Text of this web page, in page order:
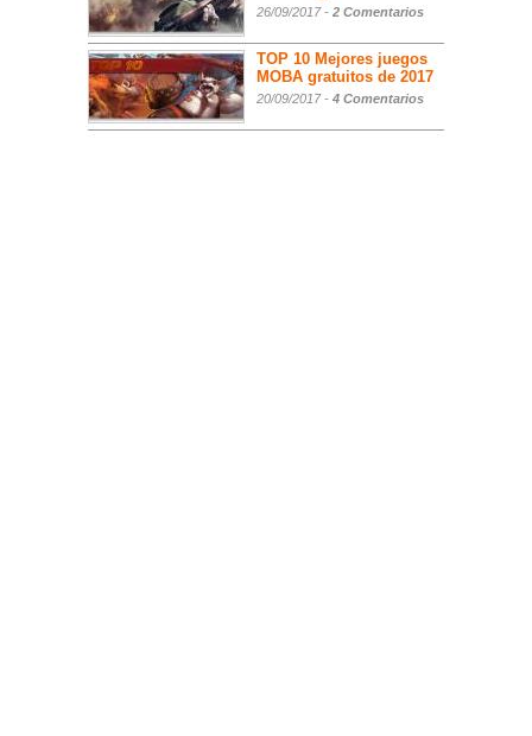
26/09/2017 - 2 Comentarios
TOP 10 Mejores juegos
MOBA gratuitos de 2017
20/09/2017 - 4 Comentarios